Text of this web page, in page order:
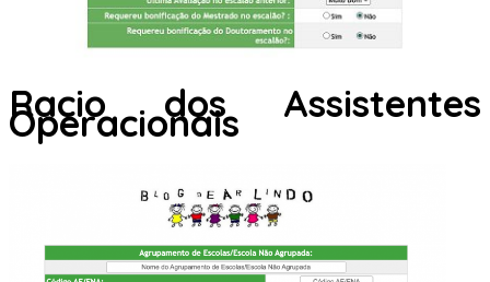
Racio dos Assistentes
Operacionais